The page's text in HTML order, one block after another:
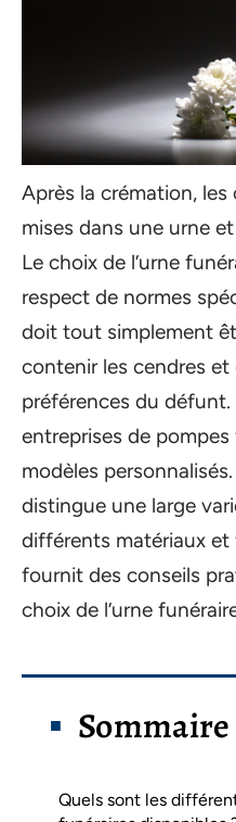
Après la crémation,
mises dans une urne
Le choix de l’urne
respect de normes
doit tout simplement
contenir les cendres et
préférences du défunt.
entreprises de
modèles
distingue une large
différents matériaux
fournit des conseils
choix de l’urne
Sommaire
Quels sont les